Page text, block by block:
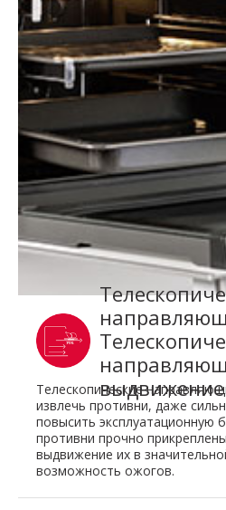
Телескопические
извлечь противни, даже
повысить эксплуатационную
противни прочно
выдвижение их в
возможность ожогов.